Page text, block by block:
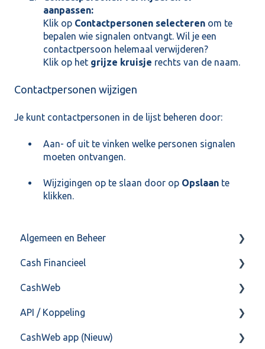
aanpassen:
Klik op Contactpersonen selecteren om te
bepalen wie signalen ontvangt. Wil je een
contactpersoon helemaal verwijderen?
Klik op het grijze kruisje rechts van de naam.
Contactpersonen wijzigen
Je kunt contactpersonen in de lijst beheren door:
Aan- of uit te vinken welke personen signalen
moeten ontvangen.
Wijzigingen op te slaan door op Opslaan te
klikken.
Algemeen en Beheer
Bank(koppeling)
Import/Export
Postbus
Training & Consultancy
Cash Financieel
Boekhoud
Fiscaal
Overig
CashWeb
CashHero Layout
Mailen vanuit CASHWeb
API / Koppeling
Algemeen
CashWeb app (Nieuw)